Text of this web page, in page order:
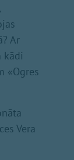
Ar
kādi
«Ogres
Vera